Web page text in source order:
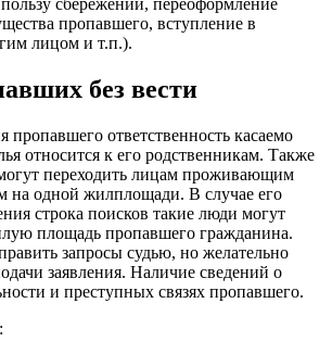
пропавшего, вступление в
лицом и т.п.).
без вести
пропавшего ответственность касаемо
относится к его родственникам. Также
переходить лицам проживающим
на одной жилплощади. В случае его
строка поисков такие люди могут
площадь пропавшего гражданина.
запросы судью, но желательно
заявления. Наличие сведений о
и преступных связях пропавшего.